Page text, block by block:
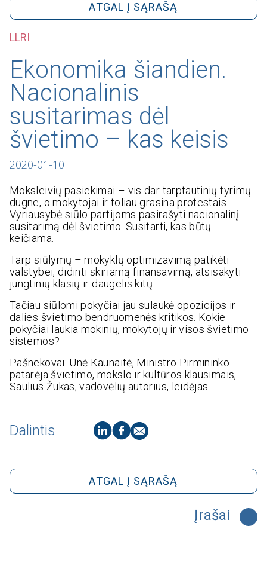
ATGAL Į SĄRAŠĄ
LLRI
Ekonomika šiandien.
Nacionalinis
susitarimas dėl
švietimo – kas keisis
2020-01-10
Moksleivių pasiekimai – vis dar tarptautinių tyrimų
dugne, o mokytojai ir toliau grasina protestais.
Vyriausybė siūlo partijoms pasirašyti nacionalinį
susitarimą dėl švietimo. Susitarti, kas būtų
keičiama.
Tarp siūlymų – mokyklų optimizavimą patikėti
valstybei, didinti skiriamą finansavimą, atsisakyti
jungtinių klasių ir daugelis kitų.
Tačiau siūlomi pokyčiai jau sulaukė opozicijos ir
dalies švietimo bendruomenės kritikos. Kokie
pokyčiai laukia mokinių, mokytojų ir visos švietimo
sistemos?
Pašnekovai: Unė Kaunaitė, Ministro Pirmininko
patarėja švietimo, mokslo ir kultūros klausimais,
Saulius Žukas, vadovėlių autorius, leidėjas.
Dalintis
ATGAL Į SĄRAŠĄ
Įrašai